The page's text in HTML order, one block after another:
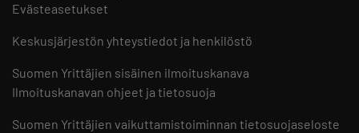
Evästeasetukset
Keskusjärjestön yhteystiedot ja henkilöstö
Suomen Yrittäjien sisäinen ilmoituskanava
Ilmoituskanavan ohjeet ja tietosuoja
Suomen Yrittäjien vaikuttamistoiminnan tietosuojaseloste